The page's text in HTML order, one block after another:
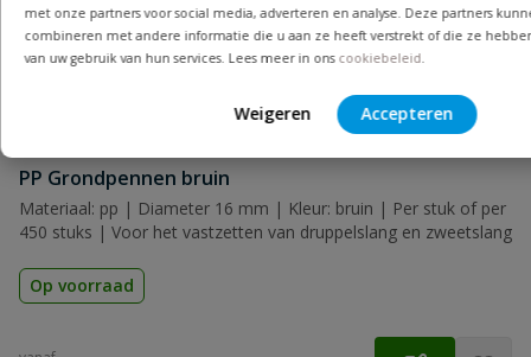
met onze partners voor social media, adverteren en analyse. Deze partners
combineren met andere informatie die u aan ze heeft verstrekt of die ze
van uw gebruik van hun services. Lees meer in ons cookiebeleid.
Weigeren Accepteren
Beoordeling
Beoordeling versturen
PP Grondpennen bruin
Materiaal: pp | Diameter 16 mm | Kleur: bruin | Per stuk of per
450 stuks | Voor het vastzetten van druppelslang en zweetslang
Op voorraad